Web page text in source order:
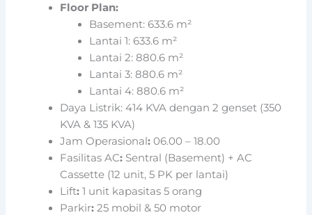
Floor Plan:
Basement: 633.6 m²
Lantai 1: 633.6 m²
Lantai 2: 880.6 m²
Lantai 3: 880.6 m²
Lantai 4: 880.6 m²
Daya Listrik: 414 KVA dengan 2 genset (350
KVA & 135 KVA)
Jam Operasional: 06.00 – 18.00
Fasilitas AC: Sentral (Basement) + AC
Cassette (12 unit, 5 PK per lantai)
Lift: 1 unit kapasitas 5 orang
Parkir: 25 mobil & 50 motor